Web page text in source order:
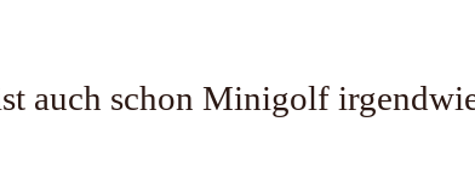
auch schon Minigolf